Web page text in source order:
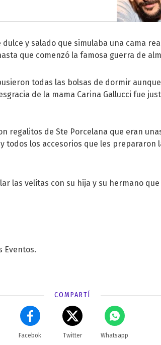
y salado que simulaba una cama
que comenzó la famosa guerra de
todas las bolsas de dormir
de la mama Carina Gallucci fue
regalitos de Ste Porcelana que eran
todos los accesorios que les prepararon
las velitas con su hija y su hermano
Eventos.
COMPARTÍ
Facebok Twitter Whatsapp